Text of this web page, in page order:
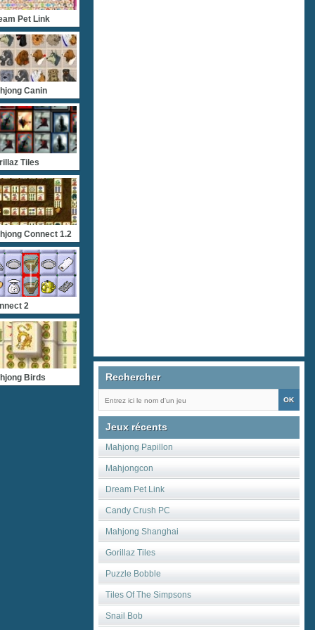
Pet Link
Canin
Tiles
Connect 1.2
2
Birds Rechercher
Jeux récents
Mahjong Papillon
Mahjongcon
Dream Pet Link
Candy Crush PC
Mahjong Shanghai
Gorillaz Tiles
Puzzle Bobble
Tiles Of The Simpsons
Snail Bob